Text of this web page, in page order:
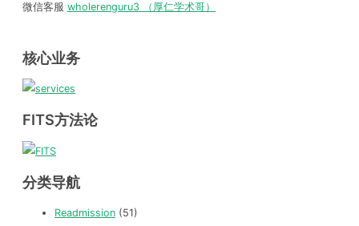
微信客服 wholerenguru3 （厚仁学术哥）
核心业务
FITS方法论
分类导航
Readmission (51)